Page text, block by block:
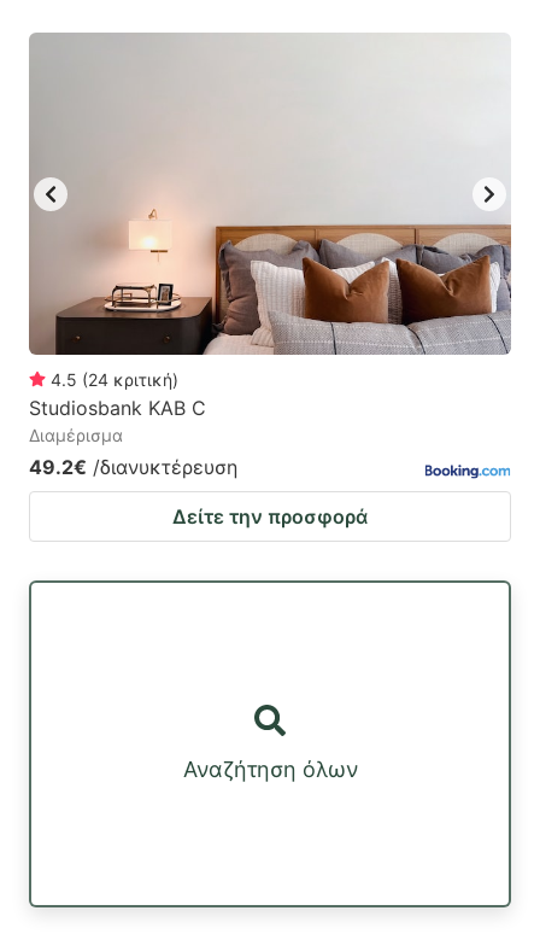
4.5 (24 κριτική)
Studiosbank KAB C
Διαμέρισμα
49.2€ /διανυκτέρευση
Δείτε την προσφορά
Αναζήτηση όλων